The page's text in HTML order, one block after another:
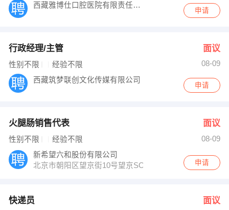
西藏雅博仕口腔医院有限责任公司
申请
行政经理/主管 面议
性别不限 经验不限
08-09
西藏筑梦联创文化传媒有限公司
申请
火腿肠销售代表 面议
性别不限 经验不限
08-09
新希望六和股份有限公司
北京市朝阳区望京街10号望京SOHO中心T3，A座11层
申请
快递员 面议